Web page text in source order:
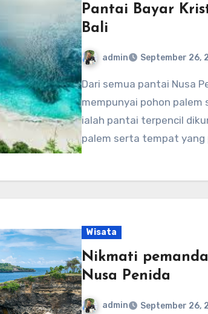
Pantai Bayar
Bali
admin September 26,
Dari semua pantai Nusa Penida, tidak ada yang
mempunyai pohon palem
ialah pantai terpencil
palem serta tempat yang
Wisata
Nikmati
Nusa Penida
admin September 26,